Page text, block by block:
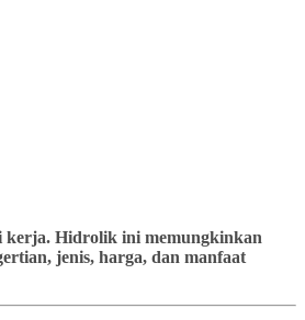
kerja. Hidrolik ini memungkinkan
jenis, harga, dan manfaat